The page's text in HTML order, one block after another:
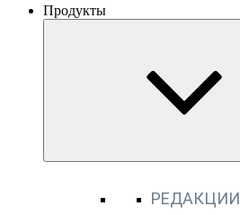
Продукты
РЕДАКЦИИ